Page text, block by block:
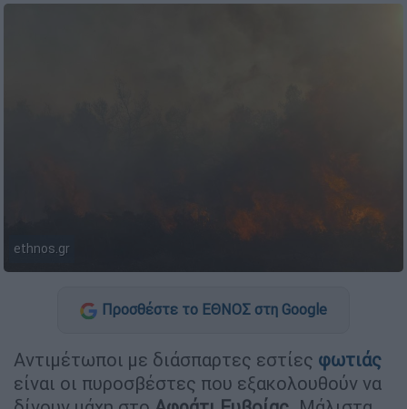
ethnos.gr
Προσθέστε το ΕΘΝΟΣ στη Google
Αντιμέτωποι με διάσπαρτες εστίες φωτιάς
είναι οι πυροσβέστες που εξακολουθούν να